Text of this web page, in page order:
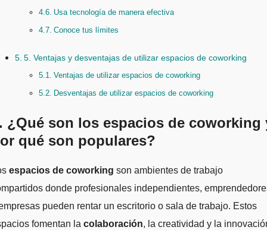
Usa tecnología de manera efectiva
Conoce tus límites
5. Ventajas y desventajas de utilizar espacios de coworking
Ventajas de utilizar espacios de coworking
Desventajas de utilizar espacios de coworking
¿Qué son los espacios de coworking
qué son populares?
espacios de coworking son ambientes de trabajo
donde profesionales independientes,
pueden rentar un escritorio o sala de trabajo. Estos
fomentan la colaboración, la creatividad y la